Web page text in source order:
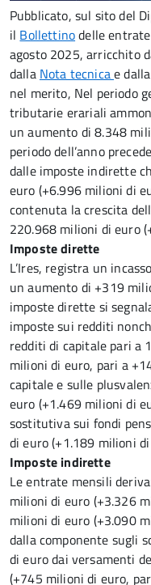
Pubblicato, sul sito del
il Bollettinodelle
agosto 2025, arricchito
dalla Nota tecnicae
nel merito, Nel periodo
tributarie erariali
un aumento di 8.348
periodo dell’anno
dalle imposte indirette
euro (+6.996 milioni di
contenuta la crescita
220.968 milioni di euro
Imposte dirette
L’Ires, registra un
un aumento di +319
imposte dirette si
imposte sui redditi
redditi di capitale pari a
milioni di euro, pari a
capitale e sulle
euro (+1.469 milioni di
sostitutiva sui fondi
di euro (+1.189 milioni
Imposte indirette
Le entrate mensili
milioni di euro (+3.326
milioni di euro (+3.090
dalla componente sugli
di euro dai versamenti
(+745 milioni di euro,